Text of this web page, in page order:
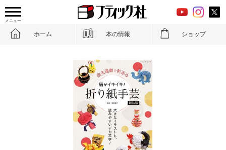
メニュー
ホーム 本の情報 ショップ